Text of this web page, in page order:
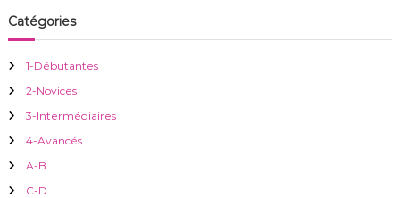
r
t
i
c
l
h
e
c
h
e
:
c
Catégories
1-Débutantes
2-Novices
3-Intermédiaires
4-Avancés
A-B
C-D